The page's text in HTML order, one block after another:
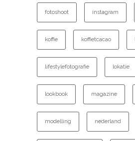
fotoshoot instagram
koffie koffietcacao
lifestylefotografie lokatie
lookbook magazine
modelling nederland